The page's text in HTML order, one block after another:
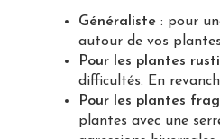
Généraliste : pour
autour de vos
Pour les plantes
difficultés. En
Pour les plantes
plantes avec une